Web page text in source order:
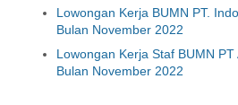
Lowongan Kerja BUMN PT.
Bulan November 2022
Lowongan Kerja Staf BUMN
Bulan November 2022